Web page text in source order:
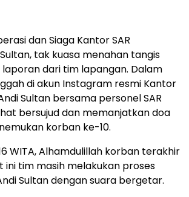
dan Siaga Kantor SAR
tak kuasa menahan tangis
dari tim lapangan. Dalam
di akun Instagram resmi Kantor
Sultan bersama personel SAR
bersujud dan memanjatkan doa
korban ke-10.
WITA, Alhamdulillah korban terakhir
ini tim masih melakukan proses
Sultan dengan suara bergetar.